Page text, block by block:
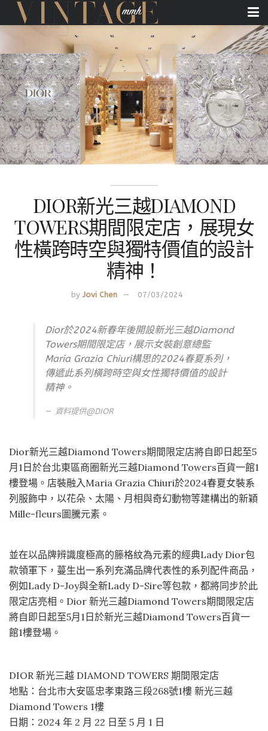
DIOR新光三越DIAMOND
TOWERS期間限定店，展現女
性橫跨時空與獨特價值的設計
精神！
by Jovi Chen 07/03/2024
Dior於2024新春年後開設新光三越Diamond
Towers期間限定店，展示女裝創意總監
Maria Grazia Chiuri構思的2024春夏系列，
傳遞此系列橫跨時空與女性獨特價值的設計
精神。
資料提供@DIOR
Dior新光三越Diamond Towers期間限定店將自即日起至5
月1日於台北東區商圈新光三越Diamond Towers百貨一館1
樓登場。店裝融入Maria Grazia Chiuri於2024春夏女裝系
列服飾中，以花朵、太陽、月相與奇幻動物等建構出的新穎
Mille-fleurs圖騰元素。
並在以品牌辨識度極高的籐格紋為元素的經典Lady Dior包
款領軍下，蔓生出一系列充滿品牌代表性的系列配件商品，
例如Lady D-Joy與全新Lady D-Sire等包款，都將同步於此
限定店亮相。Dior 新光三越Diamond Towers期間限定店
將自即日起至5月1日於新光三越Diamond Towers百貨一
館1樓登場。
DIOR 新光三越 DIAMOND TOWERS 期間限定店
地點：台北市大安區忠孝東路三段268號1樓 新光三越
Diamond Towers 1樓
日期：2024 年 2 月 22 日至 5 月 1 日